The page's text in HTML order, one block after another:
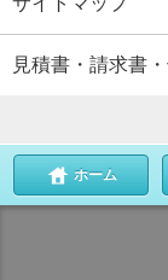
見積書・請求書
ホーム